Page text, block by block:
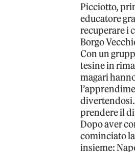
Picciotto,
educatore
recuperare i
Borgo
Con un
tesine in
magari
prendere il
Dopo aver
cominciato
insieme: